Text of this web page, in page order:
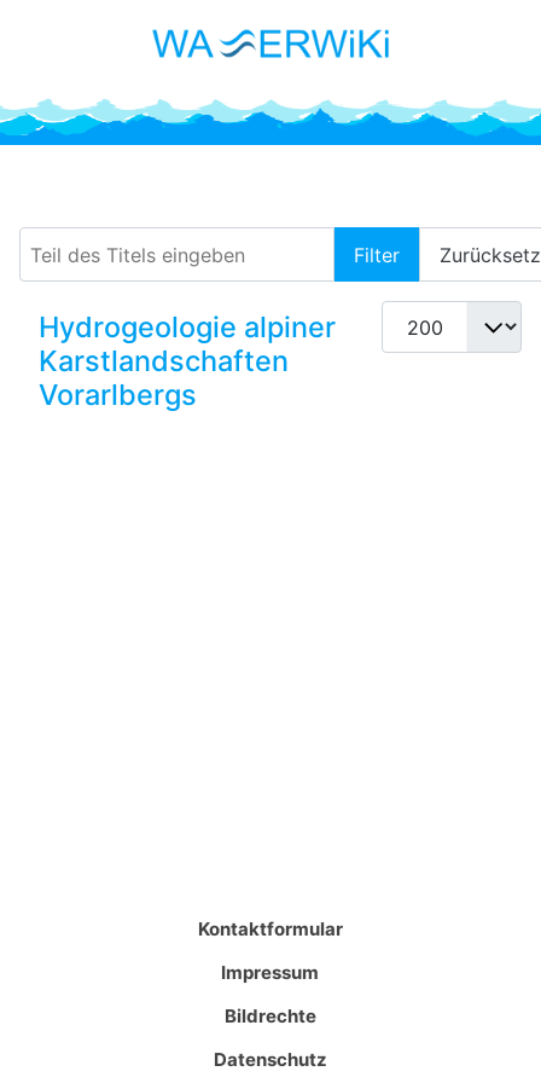
Filter
Anzeige #
Hydrogeologie alpiner
Karstlandschaften
Vorarlbergs
Kontaktformular
Impressum
Bildrechte
Datenschutz